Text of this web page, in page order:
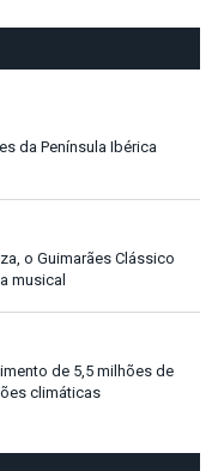
da Península Ibérica
o Guimarães Clássico
musical
de 5,5 milhões de
climáticas